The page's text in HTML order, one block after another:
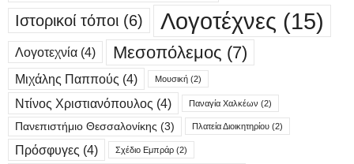
Ιστορικοί τόποι (6) Λογοτέχνες (15)
Λογοτεχνία (4) Μεσοπόλεμος (7)
Μιχάλης Παππούς (4) Μουσική (2)
Ντίνος Χριστιανόπουλος (4) Παναγία Χαλκέων (2)
Πανεπιστήμιο Θεσσαλονίκης (3) Πλατεία Διοικητηρίου (2)
Πρόσφυγες (4) Σχέδιο Εμπράρ (2)